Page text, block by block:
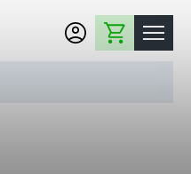
Nákupní košík